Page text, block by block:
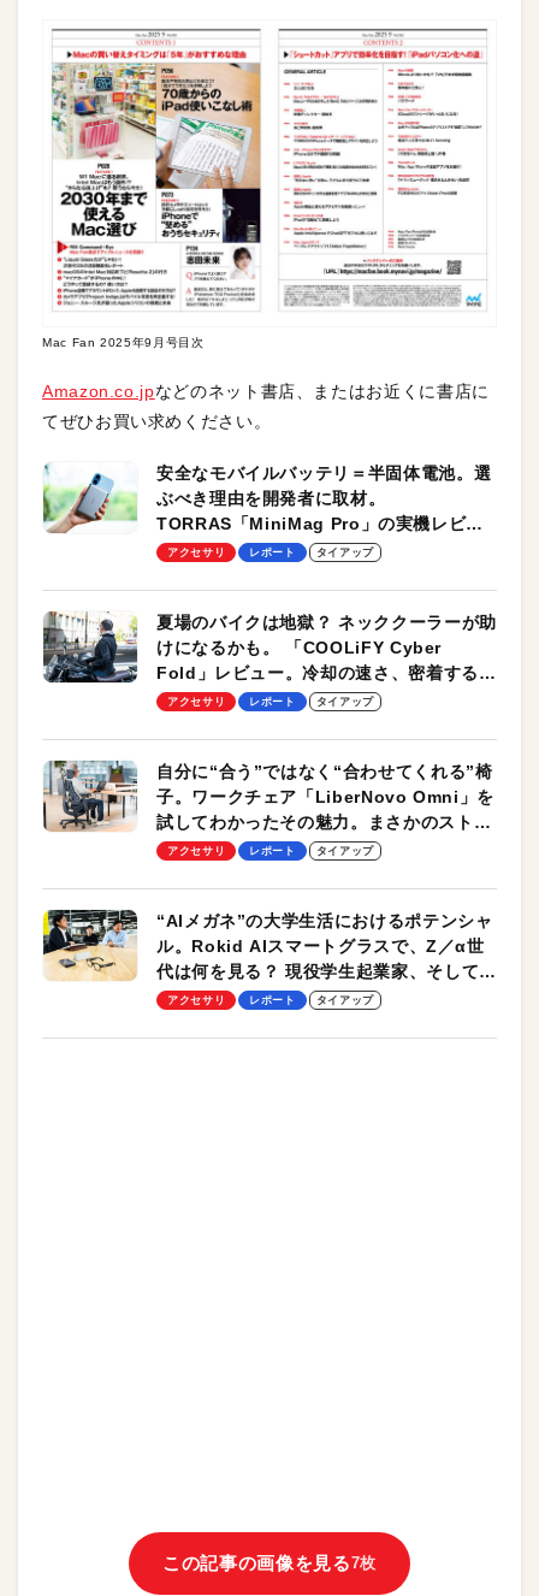
Mac Fan 2025年9月号目次
Amazon.co.jpなどのネット書店、またはお近くに書店に
てぜひお買い求めください。
安全なモバイルバッテリ＝半固体電池。選
ぶべき理由を開発者に取材。
TORRAS「MiniMag Pro」の実機レビュ
ーも
アクセサリ レポート タイアップ
夏場のバイクは地獄？ ネッククーラーが助
けになるかも。 「COOLiFY Cyber
Fold」レビュー。冷却の速さ、密着する冷
却プレート、シンプルな操作性がグッド！
アクセサリ レポート タイアップ
自分に“合う”ではなく“合わせてくれる”椅
子。ワークチェア「LiberNovo Omni」を
試してわかったその魅力。まさかのストレ
ッチ機能も搭載
アクセサリ レポート タイアップ
“AIメガネ”の大学生活におけるポテンシャ
ル。Rokid AIスマートグラスで、Z／α世
代は何を見る？ 現役学生起業家、そして教
授による体験会レポート【PR】
アクセサリ レポート タイアップ
この記事の画像を見る7枚